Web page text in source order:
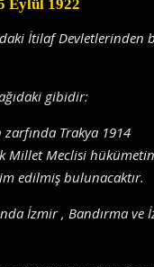
Eylül 1922
İtilaf Devletlerinden
gibidir:
Trakya 1914
Millet Meclisi
edilmiş bulunacaktır.
İzmir , Bandırma ve